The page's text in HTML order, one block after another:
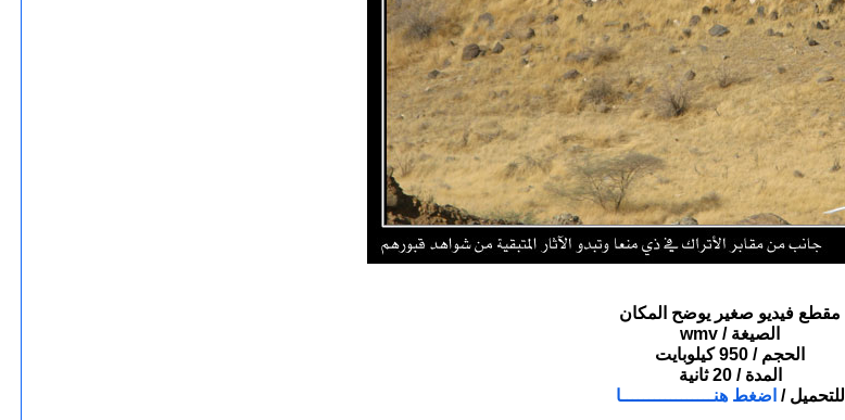
مقطع فيديو صغير يوضح المكان
الصيغة / wmv
الحجم / 950 كيلوبايت
المدة / 20 ثانية
للتحميل / اضغط هنـــــــــــــــــا